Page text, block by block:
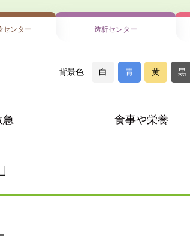
センター 透析センター
白 青 黄 黒
急 食事や栄養